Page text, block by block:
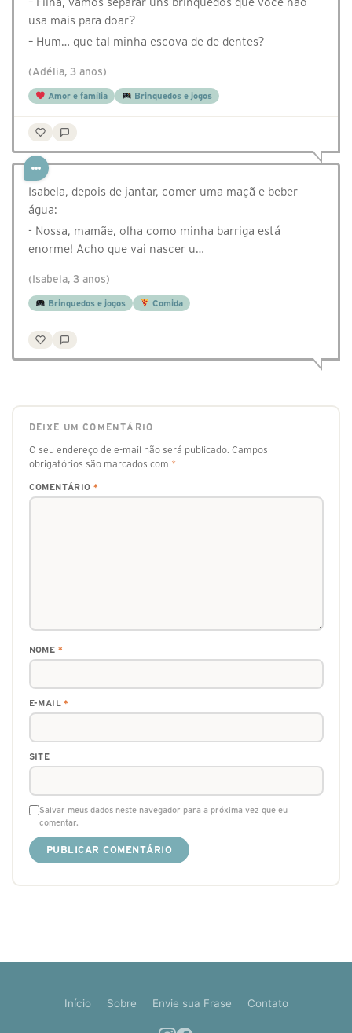
usa mais para doar?
– Hum… que tal minha escova de de dentes?
(Adélia, 3 anos)
Amor e família Brinquedos e jogos
Isabela, depois de jantar, comer uma maçã e beber
água:
- Nossa, mamãe, olha como minha barriga está
enorme! Acho que vai nascer u…
(Isabela, 3 anos)
Brinquedos e jogos Comida
DEIXE UM COMENTÁRIO
O seu endereço de e-mail não será publicado. Campos
obrigatórios são marcados com *
COMENTÁRIO *
NOME *
E-MAIL*
SITE
Salvar meus dados neste navegador para a próxima vez que eu
comentar.
Início Sobre Envie sua Frase Contato